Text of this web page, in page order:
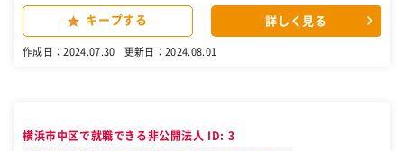
Padの設定や保守 ●必要なソフトのインストール ●PC全般の修理
業に集中できます。 PCやネットワークの基本を学んだら「ネットワ
キープする 詳しく見る
作成日：2024.07.30 更新日：2024.08.01
横浜市中区で就職できる非公開法人 ID: 3